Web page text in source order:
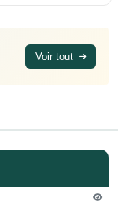
Voir tout